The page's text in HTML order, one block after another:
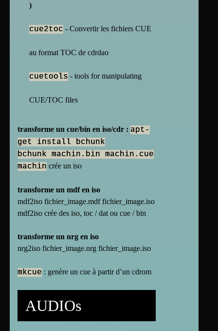
)
cue2toc - Convertir les fichiers CUE
au format TOC de cdrdao
cuetools - tools for manipulating
CUE/TOC files
transforme un cue/bin en iso/cdr : apt-
get install bchunk
bchunk machin.bin machin.cue
machin crée un iso
transforme un mdf en iso
mdf2iso fichier_image.mdf fichier_image.iso
mdf2iso crée des iso, toc / dat ou cue / bin
transforme un nrg en iso
nrg2iso fichier_image.nrg fichier_image.iso
mkcue : genère un cue à partir d’un cdrom
AUDIOs